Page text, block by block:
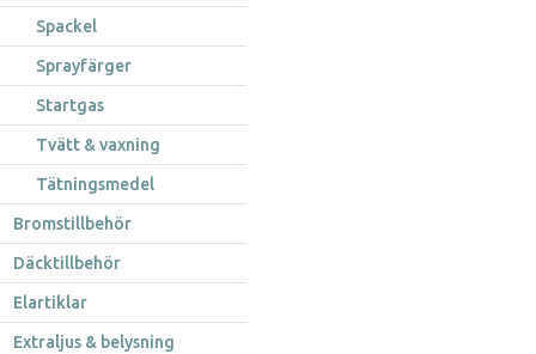
Spackel
Sprayfärger
Startgas
Tvätt & vaxning
Tätningsmedel
Bromstillbehör
Däcktillbehör
Elartiklar
Extraljus & belysning